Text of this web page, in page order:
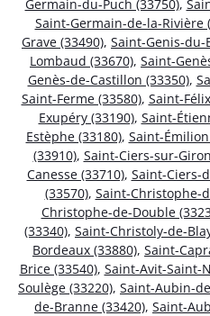
Germain-du-Puch (33750),
Saint-Germain-de-la-Rivière
Grave (33490), Saint-Genis-du-
Lombaud (33670), Saint-
Genès-de-Castillon (33350),
Saint-Ferme (33580), Saint-
Exupéry (33190), Saint-
Estèphe (33180), Saint-
(33910), Saint-Ciers-sur-
Canesse (33710), Saint-Ciers-
(33570), Saint-Christophe-
Christophe-de-Double
(33340), Saint-Christoly-de-
Bordeaux (33880), Saint-
Brice (33540), Saint-Avit-Saint-
Soulège (33220), Saint-Aubin-
de-Branne (33420), Saint-